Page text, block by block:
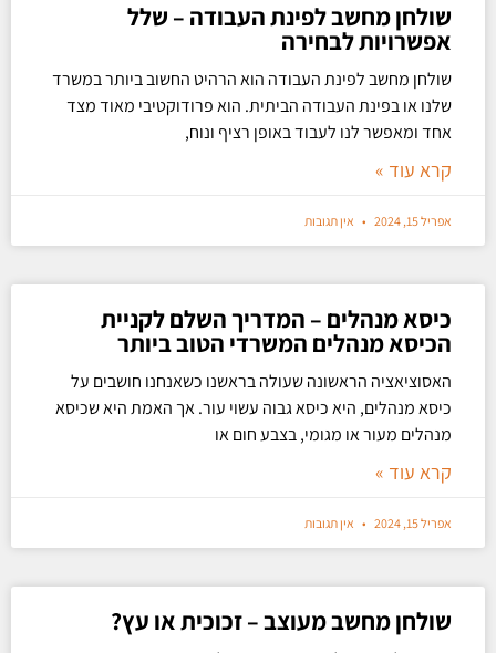
שולחן מחשב לפינת העבודה – שלל
אפשרויות לבחירה
שולחן מחשב לפינת העבודה הוא הרהיט החשוב ביותר במשרד
שלנו או בפינת העבודה הביתית. הוא פרודוקטיבי מאוד מצד
אחד ומאפשר לנו לעבוד באופן רציף ונוח,
קרא עוד »
אפריל 15, 2024 אין תגובות
כיסא מנהלים – המדריך השלם לקניית
הכיסא מנהלים המשרדי הטוב ביותר
האסוציאציה הראשונה שעולה בראשנו כשאנחנו חושבים על
כיסא מנהלים, היא כיסא גבוה עשוי עור. אך האמת היא שכיסא
מנהלים מעור או מגומי, בצבע חום או
קרא עוד »
אפריל 15, 2024 אין תגובות
שולחן מחשב מעוצב – זכוכית או עץ?